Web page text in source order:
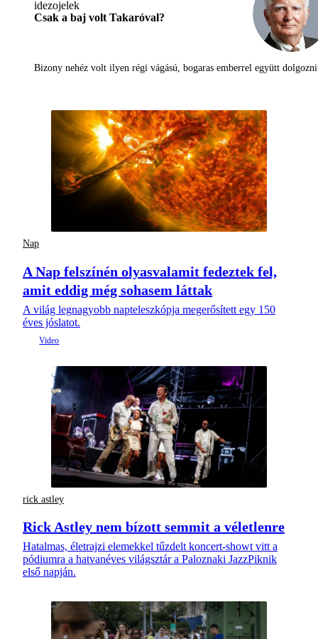
Csak a baj volt Takaróval?
Bizony nehéz volt ilyen régi vágású, bogaras emberrel együtt
Nap
A Nap felszínén olyasvalamit fedeztek fel,
amit eddig még sohasem láttak
A világ legnagyobb napteleszkópja megerősített egy 150
éves jóslatot.
rick astley
Rick Astley nem bízott semmit a véletlenre
Hatalmas, életrajzi elemekkel tűzdelt koncert-showt vitt a
pódiumra a hatvanéves világsztár a Paloznaki JazzPiknik
első napján.